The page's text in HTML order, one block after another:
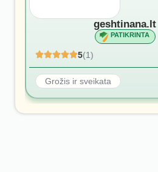
geshtinana.lt
PATIKRINTA
5(1)
Grožis ir sveikata